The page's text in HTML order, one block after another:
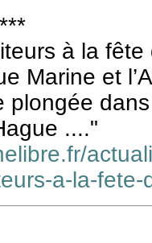
à la
Marine et
...."
a-la-